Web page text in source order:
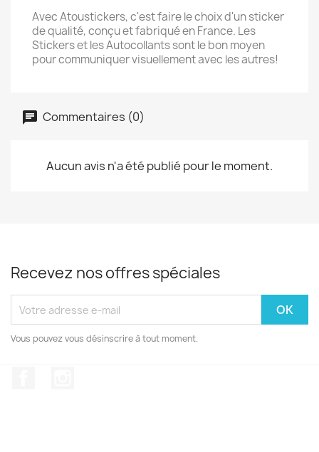
Avec Atoustickers, c'est faire le choix d'un sticker
de qualité, conçu et fabriqué en France. Les
Stickers et les Autocollants sont le bon moyen
pour communiquer visuellement avec les autres!
Commentaires (0)
Aucun avis n'a été publié pour le moment.
Recevez nos offres spéciales
Vous pouvez vous désinscrire à tout moment.